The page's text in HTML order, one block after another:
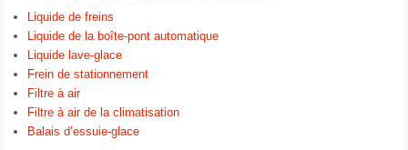
Liquide de freins
Liquide de la boîte-pont automatique
Liquide lave-glace
Frein de stationnement
Filtre à air
Filtre à air de la climatisation
Balais d’essuie-glace